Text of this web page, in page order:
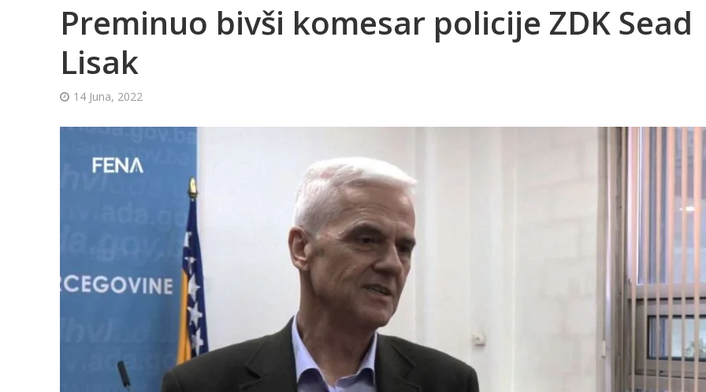
Preminuo bivši komesar policije ZDK Sead
Lisak
14 Juna, 2022